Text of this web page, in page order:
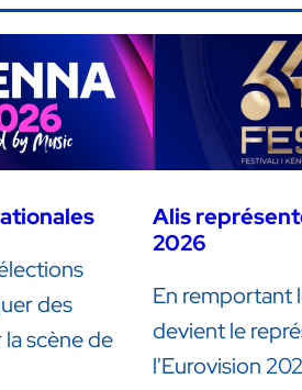
des
scène de
Alis
2026
En remportant
devient le
l'Eurovision